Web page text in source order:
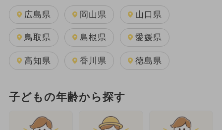
広島県 岡山県 山口県
鳥取県 島根県 愛媛県
高知県 香川県 徳島県
子どもの年齢から探す